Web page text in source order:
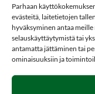
Parhaan
evästeitä, laitetietojen
hyväksyminen antaa
selauskäyttäytymistä tai
antamatta jättäminen tai
ominaisuuksiin ja
KOOT
S, M, L, XL, 2XL ja
alasvetovalikosta.
* T-paita Digi-camo